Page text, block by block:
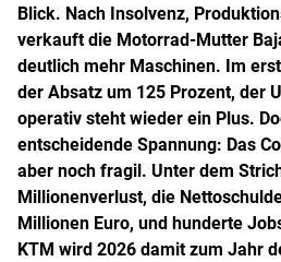
Blick. Nach Insolvenz,
verkauft die Motorrad-Mutter
deutlich mehr Maschinen. Im
der Absatz um 125 Prozent, der
operativ steht wieder ein Plus.
entscheidende Spannung: Das
aber noch fragil. Unter dem
Millionenverlust, die
Millionen Euro, und hunderte
KTM wird 2026 damit zum Jahr